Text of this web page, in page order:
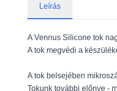
Leírás
A Vennus Silicone tok
A tok megvédi a
A tok belsejében
Tokunk további előnye -